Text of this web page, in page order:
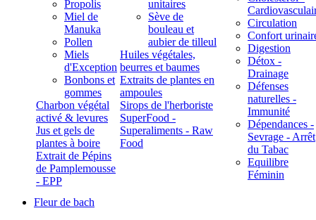
Propolis
Miel de
Manuka
Pollen
Miels
d'Exception
Bonbons et
gommes
Charbon végétal
activé & levures
Jus et gels de
plantes à boire
Extrait de Pépins
de Pamplemousse
- EPP
unitaires
Sève de
bouleau et
aubier de tilleul
Huiles végétales,
beurres et baumes
Extraits de plantes en
ampoules
Sirops de l'herboriste
SuperFood -
Superaliments - Raw
Food
Circulation
Confort
Digestion
Détox -
Drainage
Défenses
naturelles -
Immunité
Dépendances -
Sevrage - Arrêt
du Tabac
Equilibre
Féminin
Fleur de bach